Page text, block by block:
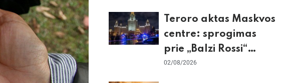
ekonomika
Teroro aktas Maskvos
centre: sprogimas
prie „Balzi Rossi“
restorano,
02/08/2026